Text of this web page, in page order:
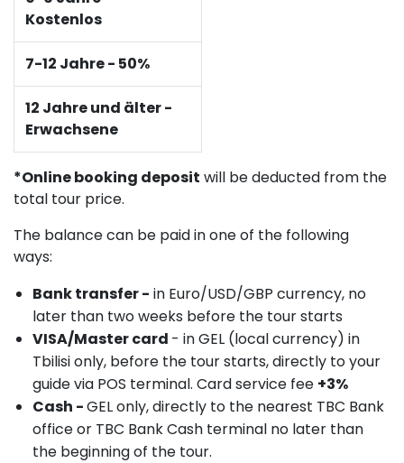
Kostenlos
7-12 Jahre - 50%
12 Jahre und älter -
Erwachsene
*Online booking deposit will be deducted from the
total tour price.
The balance can be paid in one of the following
ways:
Bank transfer - in Euro/USD/GBP currency, no
later than two weeks before the tour starts
VISA/Master card - in GEL (local currency) in
Tbilisi only, before the tour starts, directly to your
guide via POS terminal. Card service fee +3%
Cash -GEL only, directly to the nearest TBC Bank
office or TBC Bank Cash terminal no later than
the beginning of the tour.